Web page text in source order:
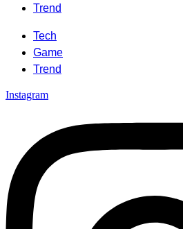
Trend
Tech
Game
Trend
Instagram